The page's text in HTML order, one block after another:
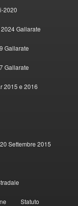
2020
Gallarate
Gallarate
Gallarate
2015 e 2016
Settembre 2015
Statuto